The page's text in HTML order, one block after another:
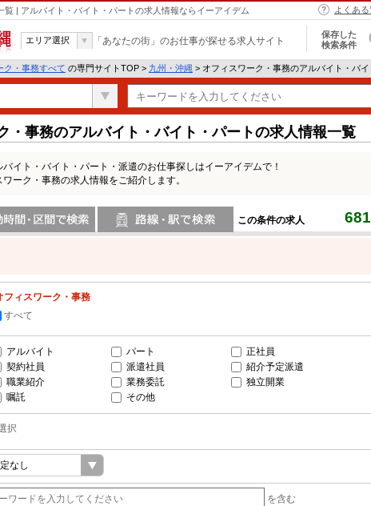
| アルバイト・バイト・パートの求人情報ならイーアイデム よくある
エリア選択 「あなたの街」のお仕事が探せる求人サイト
保存した
検索条件
ク・事務すべて の専門サイトTOP > 九州・沖縄 > オフィスワーク・事務のアルバイト・バ
・事務のアルバイト・バイト・パートの求人情報一覧
イト・バイト・パート・派遣のお仕事探しはイーアイデムで！
ーク・事務の求人情報をご紹介します。
この条件の求人 681
フィスワーク・事務
すべて
アルバイト パート
正社員
契約社員
派遣社員
紹介予定派遣
職業紹介
業務委託
独立開業
嘱託
その他
択
を含む